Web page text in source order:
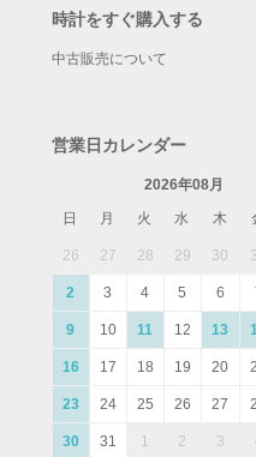
時計をすぐ購入する
中古販売について
営業日カレンダー
2026年08月
日
月 火 水 木
26 27 28 29 30
2 3 4 5 6
9 10 11 12 13
16 17 18 19 20
23 24 25 26 27
30 31 1 2 3